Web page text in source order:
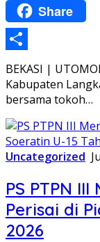
WhatsApp
Share
Share
BEKASI |
Kabupaten
bersama tokoh…
Uncategorized
PS PTPN
Perisai di
2026